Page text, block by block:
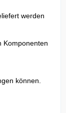
werden
Komponenten
können.